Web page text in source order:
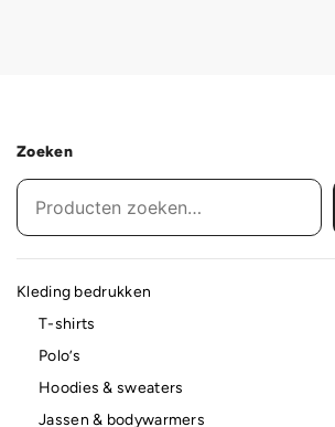
Zoeken
Kleding bedrukken
T-shirts
Polo’s
Hoodies & sweaters
Jassen & bodywarmers